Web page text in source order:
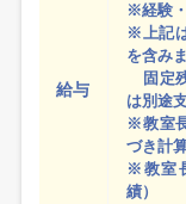
給与
※経験
※上記
を含み
固定
は別途
※教室
づき計
※教室
績）